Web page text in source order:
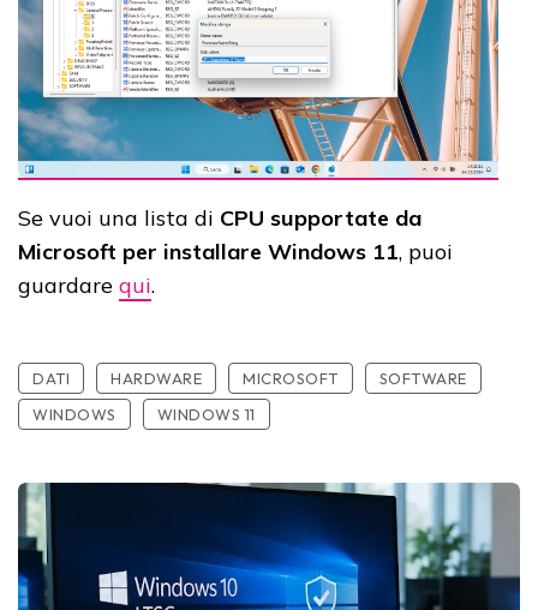
Se vuoi una lista di CPU supportate da
Microsoft per installare Windows 11, puoi
guardare qui.
DATI HARDWARE MICROSOFT
SOFTWARE
WINDOWS
WINDOWS 11